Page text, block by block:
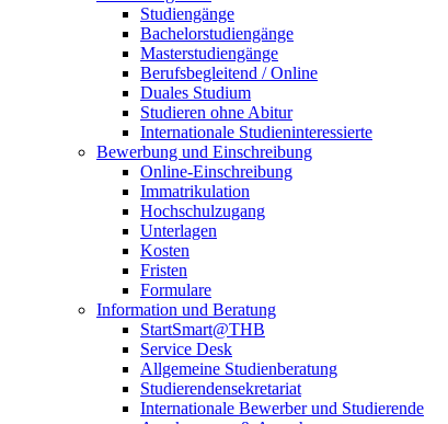
Studiengänge
Bachelorstudiengänge
Masterstudiengänge
Berufsbegleitend / Online
Duales Studium
Studieren ohne Abitur
Internationale Studieninteressierte
Bewerbung und Einschreibung
Online-Einschreibung
Immatrikulation
Hochschulzugang
Unterlagen
Kosten
Fristen
Formulare
Information und Beratung
StartSmart@THB
Service Desk
Allgemeine Studienberatung
Studierendensekretariat
Internationale Bewerber und Studierende